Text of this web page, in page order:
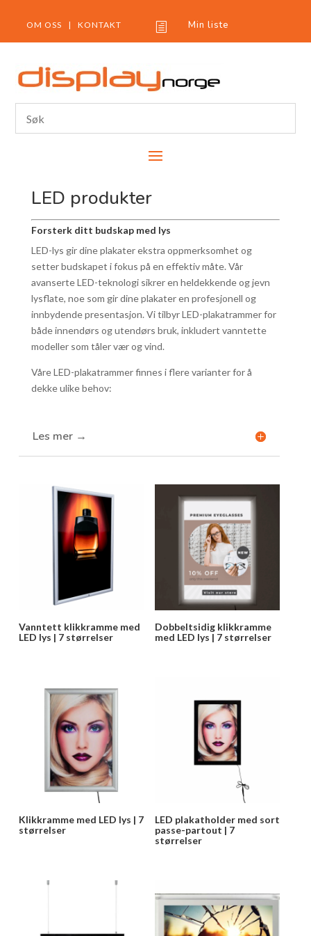
OM OSS | KONTAKT h Min liste
LED produkter
Forsterk ditt budskap med lys
LED-lys gir dine plakater ekstra oppmerksomhet og
setter budskapet i fokus på en effektiv måte. Vår
avanserte LED-teknologi sikrer en heldekkende og jevn
lysflate, noe som gir dine plakater en profesjonell og
innbydende presentasjon. Vi tilbyr LED-plakatrammer for
både innendørs og utendørs bruk, inkludert vanntette
modeller som tåler vær og vind.
Våre LED-plakatrammer finnes i flere varianter for å
dekke ulike behov:
Les mer →
Vanntett klikkramme med
LED lys | 7 størrelser
Dobbeltsidig klikkramme
med LED lys | 7 størrelser
Klikkramme med LED lys | 7
størrelser
LED plakatholder med sort
passe-partout | 7
størrelser